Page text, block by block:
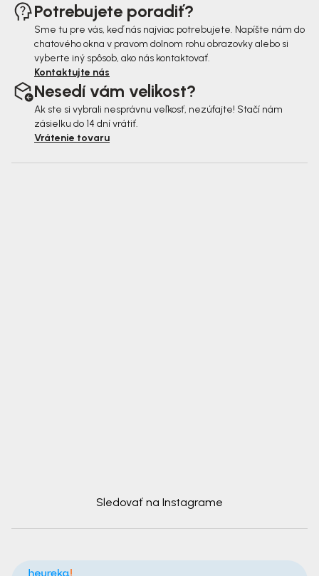
Potrebujete poradiť?
Sme tu pre vás, keď nás najviac potrebujete. Napíšte nám do
chatového okna v pravom dolnom rohu obrazovky alebo si
vyberte iný spôsob, ako nás kontaktovať.
Kontaktujte nás
Nesedí vám velikost?
Ak ste si vybrali nesprávnu veľkosť, nezúfajte! Stačí nám
zásielku do 14 dní vrátiť.
Vrátenie tovaru
Sledovať na Instagrame